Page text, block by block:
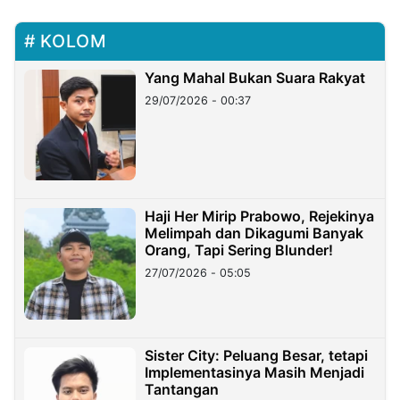
KOLOM
Yang Mahal Bukan Suara Rakyat
29/07/2026 - 00:37
Haji Her Mirip Prabowo, Rejekinya
Melimpah dan Dikagumi Banyak
Orang, Tapi Sering Blunder!
27/07/2026 - 05:05
Sister City: Peluang Besar, tetapi
Implementasinya Masih Menjadi
Tantangan